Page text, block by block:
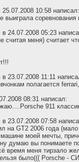
25.07.2008 10:58 написал:
выиграла
в 24.07.2008 05:23
считая меня) считает
в 23.07.2008 11:11
полагается
08:31 написал:
911
в 23.07.2008 07:58
на GT2 2006 года
машине моей мечты,
думаю вы понимаете
время меня тирзало
было((( Porsche -